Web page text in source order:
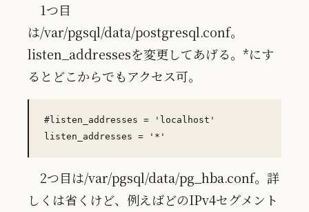
1つ目
は/var/pgsql/data/postgresql.conf。
listen_addressesを変更してあげる。*にす
るとどこからでもアクセス可。
#listen_addresses = 'localhost'
2つ目は/var/pgsql/data/pg_hba.conf。詳
しくは省くけど、例えばどのIPv4セグメント